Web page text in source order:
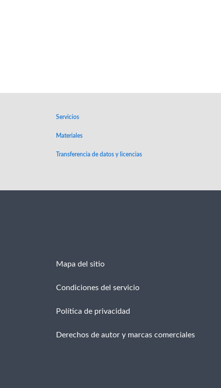
Servicios
Materiales
Transferencia de datos y licencias
Mapa del sitio
Condiciones del servicio
Política de privacidad
Derechos de autor y marcas comerciales